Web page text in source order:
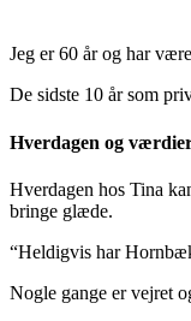
Jeg er 60 år og har
De sidste 10 år som
Hverdagen og
Hverdagen hos Tina
bringe glæde.
“Heldigvis har
Nogle gange er vejret